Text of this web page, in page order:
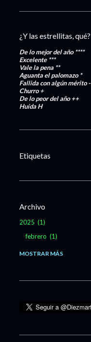
¿Y las estrellitas, qué?
De lo mejor del año ****
Excelente***
Vale la pena **
Aguanta el palomazo *
Fallida con algún mérito-
Churro+
De lo peor del año++
HuídaH
Etiquetas
Archivo
2025
1
febrero
1
2020 13
2019 78
noviembre 4
MOSTRAR MÁS